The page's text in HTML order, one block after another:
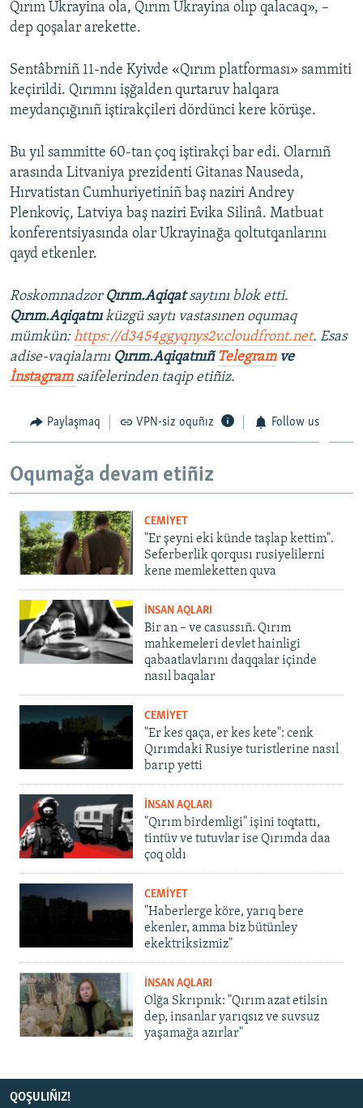
Qırım Ukrayina ola, Qırım Ukrayina olıp qalacaq», –
dep qoşalar arekette.
Sentâbrniñ 11-nde Kyivde «Qırım platforması» sammiti
keçirildi. Qırımnı işğalden qurtaruv halqara
meydançığınıñ iştirakçileri dördünci kere körüşe.
Bu yıl sammitte 60-tan çoq iştirakçi bar edi. Olarnıñ
arasında Litvaniya prezidenti Gitanas Nauseda,
Hırvatistan Cumhuriyetiniñ baş naziri Andrey
Plenkoviç, Latviya baş naziri Evika Silinâ. Matbuat
konferentsiyasında olar Ukrayinağa qoltutqanlarını
qayd etkenler.
Roskomnadzor Qırım.Aqiqatsaytını blok etti.
Qırım.Aqiqatnıküzgü saytı vastasınen oqumaq
mümkün:https://d3454ggyqnys2v.cloudfront.net. Esas
adise-vaqialarnı Qırım.AqiqatnıñTelegramve
İnstagram saifelerinden taqip etiñiz.
Paylaşmaq VPN-siz oquñız Follow us
Oqumağa devam etiñiz
CEMİYET
"Er şeyni eki künde taşlap kettim".
Seferberlik qorqusı rusiyelilerni
kene memleketten quva
İNSAN AQLARI
Bir an – ve casussıñ. Qırım
mahkemeleri devlet hainligi
qabaatlavlarını daqqalar içinde
nasıl baqalar
CEMİYET
"Er kes qaça, er kes kete": cenk
Qırımdaki Rusiye turistlerine nasıl
barıp yetti
İNSAN AQLARI
"Qırım birdemligi" işini toqtattı,
tintüv ve tutuvlar ise Qırımda daa
çoq oldı
CEMİYET
"Haberlerge köre, yarıq bere
ekenler, amma biz bütünley
ekektriksizmiz"
İNSAN AQLARI
Olğa Skrıpnık: "Qırım azat etilsin
dep, insanlar yarıqsız ve suvsuz
yaşamağa azırlar"
QOŞULIÑIZ!